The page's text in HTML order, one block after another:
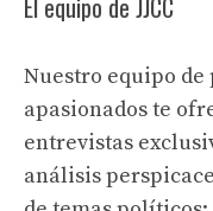
El equipo de JJCC
Nuestro equipo
apasionados te
entrevistas
análisis